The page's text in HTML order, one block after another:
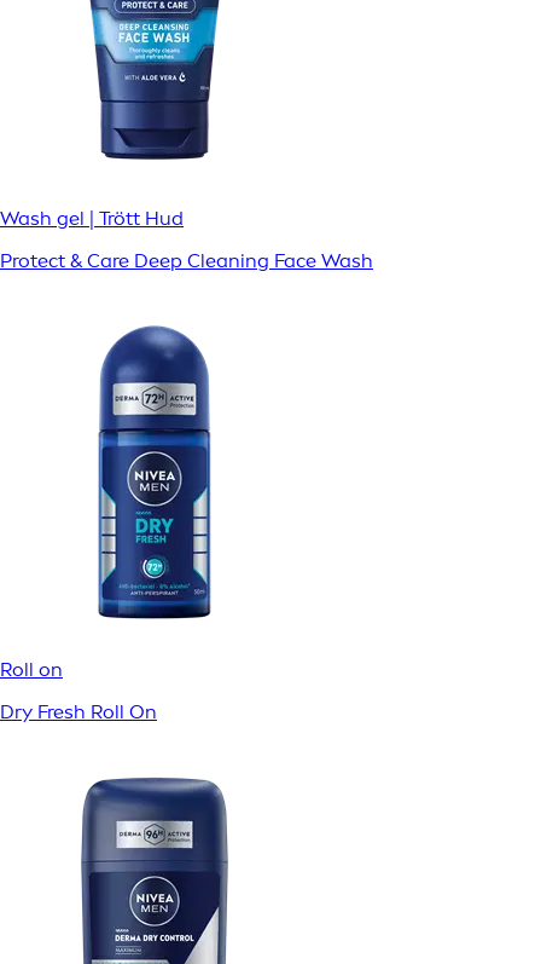
Wash gel | Trött Hud
Protect & Care Deep Cleaning Face Wash
Roll on
Dry Fresh Roll On